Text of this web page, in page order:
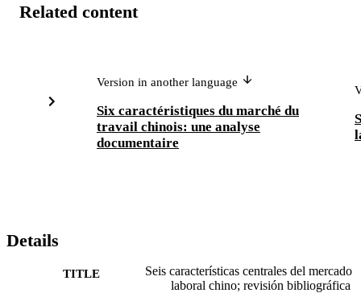
Related content
Version in another language
Six caractéristiques du marché du
travail chinois: une analyse
documentaire
Details
TITLE
Seis características centrales del mercado
laboral chino; revisión bibliográfica